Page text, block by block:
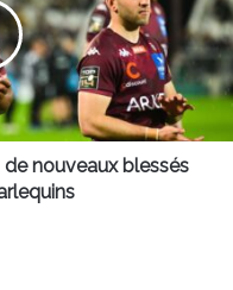
nouveaux blessés